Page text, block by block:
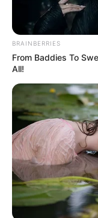
BRAINBERRIES
From Baddies To
All!